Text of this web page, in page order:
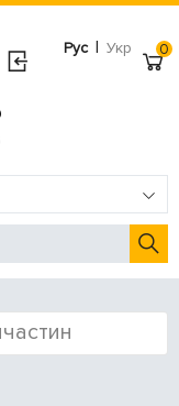
Рус | Укр 0